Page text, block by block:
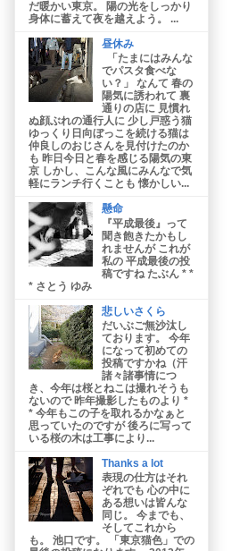
だ暖かい東京。 陽の光をしっかり
身体に蓄えて夜を越えよう。 ...
昼休み
「たまにはみんな
でパスタ食べな
い？」 なんて 春の
陽気に誘われて 裏
通りの店に 見慣れ
ぬ顔ぶれの通行人に 少し戸惑う猫
ゆっくり日向ぼっこを続ける猫は
仲良しのおじさんを見付けたのか
も 昨日今日と春を感じる陽気の東
京 しかし、こんな風にみんなで気
軽にランチ行くことも 懐かしい...
懸命
『平成最後』って
聞き飽きたかもし
れませんが これが
私の 平成最後の投
稿ですね たぶん * *
* さとう ゆみ
悲しいさくら
だいぶご無沙汰し
ております。 今年
になって初めての
投稿ですかね（汗
諸々諸事情につ
き、今年は桜とねこは撮れそうも
ないので 昨年撮影したものより *
* 今年もこの子を取れるかなぁと
思っていたのですが 後ろに写って
いる桜の木は工事により...
Thanks a lot
表現の仕方はそれ
ぞれでも 心の中に
ある想いは皆んな
同じ。 今までも、
そしてこれから
も。 池口です。 「東京猫色」での